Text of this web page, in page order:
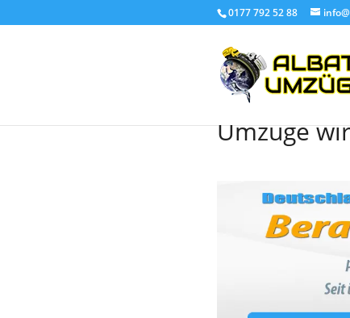
0177 792 52 88
Umzug
Umzüge